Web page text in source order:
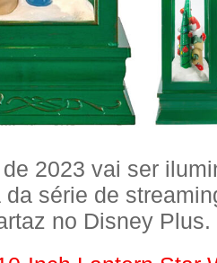
de 2023 vai ser
da série de
no Disney Plus.